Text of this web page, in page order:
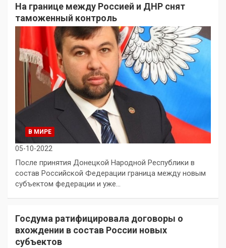
На границе между Россией и ДНР снят
таможенный контроль
В МИРЕ
05-10-2022
После принятия Донецкой Народной Республики в
состав Российской Федерации граница между новым
субъектом федерации и уже…
Госдума ратифицировала договоры о
вхождении в состав России новых
субъектов